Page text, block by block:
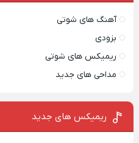
آهنگ های شوتی
بزودی
ریمیکس های شوتی
مداحی های جدید
ریمیکس‌ های جدید